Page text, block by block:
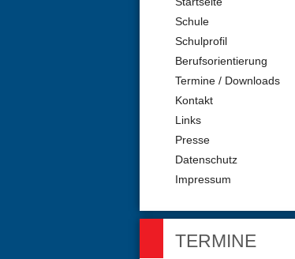
Schule
Schulprofil
Berufsorientierung
Termine / Downloads
Kontakt
Links
Presse
Datenschutz
Impressum
TERMINE